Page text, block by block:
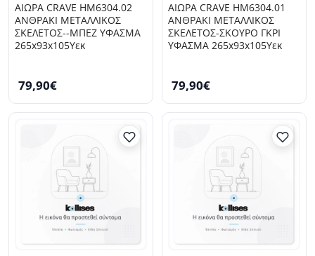
ΑΙΩΡΑ CRAVE HM6304.02
ΑΝΘΡΑΚΙ ΜΕΤΑΛΛΙΚΟΣ
ΣΚΕΛΕΤΟΣ--ΜΠΕΖ ΥΦΑΣΜΑ
265x93x105Υεκ
79,90€
ΑΙΩΡΑ CRAVE HM6304.01
ΑΝΘΡΑΚΙ ΜΕΤΑΛΛΙΚΟΣ
ΣΚΕΛΕΤΟΣ-ΣΚΟΥΡΟ ΓΚΡΙ
ΥΦΑΣΜΑ 265x93x105Υεκ
79,90€